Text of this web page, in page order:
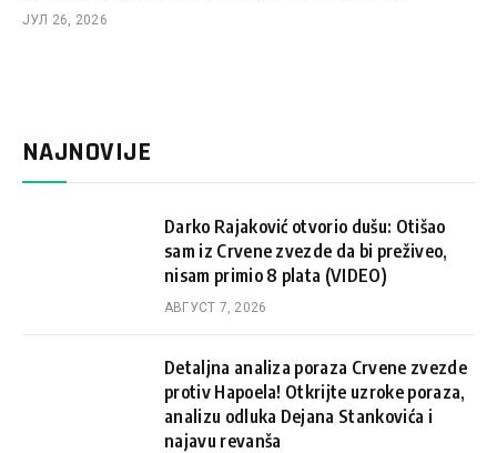
ЈУЛ 26, 2026
NAJNOVIJE
Darko Rajaković otvorio dušu: Otišao
sam iz Crvene zvezde da bi preživeo,
nisam primio 8 plata (VIDEO)
АВГУСТ 7, 2026
Detaljna analiza poraza Crvene zvezde
protiv Hapoela! Otkrijte uzroke poraza,
analizu odluka Dejana Stankovića i
najavu revanša